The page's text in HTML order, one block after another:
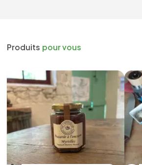
Produits pour vous